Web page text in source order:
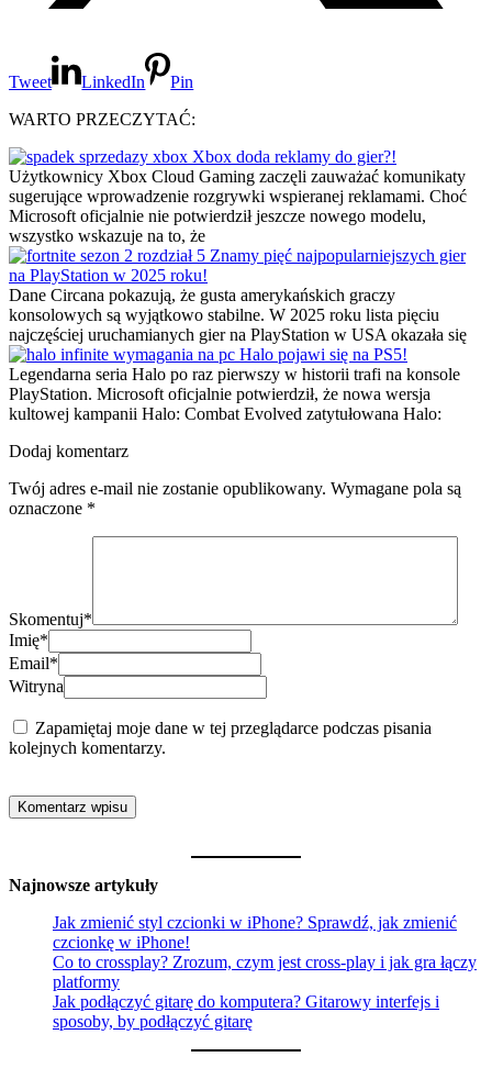
Tweet LinkedIn
Pin
WARTO PRZECZYTAĆ:
Xbox doda reklamy do gier?!
Użytkownicy Xbox Cloud Gaming zaczęli zauważać komunikaty
sugerujące wprowadzenie rozgrywki wspieranej reklamami. Choć
Microsoft oficjalnie nie potwierdził jeszcze nowego modelu,
wszystko wskazuje na to, że
Znamy pięć najpopularniejszych gier
na PlayStation w 2025 roku!
Dane Circana pokazują, że gusta amerykańskich graczy
konsolowych są wyjątkowo stabilne. W 2025 roku lista pięciu
najczęściej uruchamianych gier na PlayStation w USA okazała się
Halo pojawi się na PS5!
Legendarna seria Halo po raz pierwszy w historii trafi na konsole
PlayStation. Microsoft oficjalnie potwierdził, że nowa wersja
kultowej kampanii Halo: Combat Evolved zatytułowana Halo:
Dodaj komentarz
Twój adres e-mail nie zostanie opublikowany. Wymagane pola są
oznaczone *
Skomentuj*
Imię*
Email*
Witryna
Zapamiętaj moje dane w tej przeglądarce podczas pisania
kolejnych komentarzy.
Najnowsze artykuły
Jak zmienić styl czcionki w iPhone? Sprawdź, jak zmienić
czcionkę w iPhone!
Co to crossplay? Zrozum, czym jest cross-play i jak gra łączy
platformy
Jak podłączyć gitarę do komputera? Gitarowy interfejs i
sposoby, by podłączyć gitarę